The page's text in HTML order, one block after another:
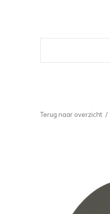
Terug naar overzicht